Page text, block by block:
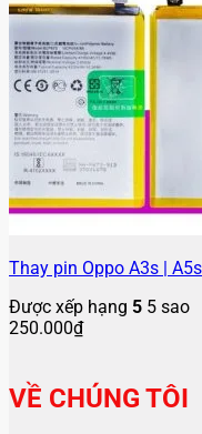
Thay pin Oppo A3s | A5s
Được xếp hạng 5 5 sao
250.000₫
VỀ CHÚNG TÔI